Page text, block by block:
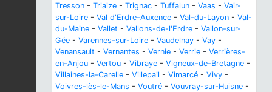
Tresson - Triaize - Trignac - Tuffalun - Vaas - Vair-
sur-Loire - Val d'Erdre-Auxence - Val-du-Layon - Val-
du-Maine - Vallet - Vallons-de-l'Erdre - Vallon-sur-
Gée - Varennes-sur-Loire - Vaudelnay - Vay -
Venansault - Vernantes - Vernie - Verrie - Verrières-
en-Anjou - Vertou - Vibraye - Vigneux-de-Bretagne -
Villaines-la-Carelle - Villepail - Vimarcé - Vivy -
Voivres-lès-le-Mans - Voutré - Vouvray-sur-Huisne -